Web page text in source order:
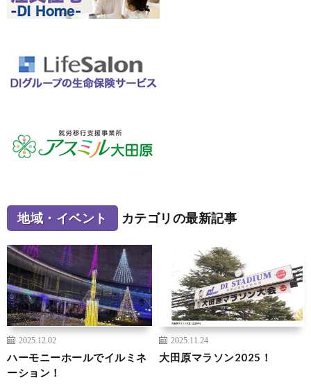
地域・イベント カテゴリの最新記事
2025.12.02
ハーモニーホールでイルミネ
ーション！
2025.11.24
大田原マラソン2025！